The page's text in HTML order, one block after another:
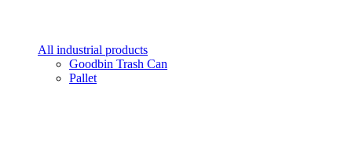
All industrial products
Goodbin Trash Can
Pallet